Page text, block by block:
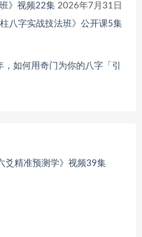
》视频22集 2026年7月31日
八字实战技法班》公开课5集
如何用奇门为你的八字「引
爻精准预测学》视频39集